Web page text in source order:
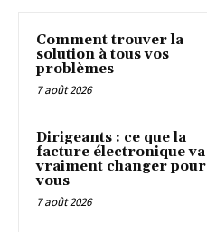
Comment trouver la
solution à tous vos
problèmes
7 août 2026
Dirigeants : ce que la
facture électronique va
vraiment changer pour
vous
7 août 2026